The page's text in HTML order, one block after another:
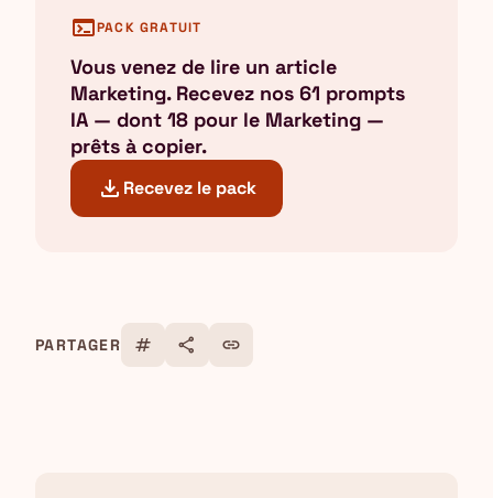
terminalPACK GRATUIT
Vous venez de lire un article
Marketing. Recevez nos 61 prompts
IA — dont 18 pour le Marketing —
prêts à copier.
download Recevez le pack
PARTAGER tag share link